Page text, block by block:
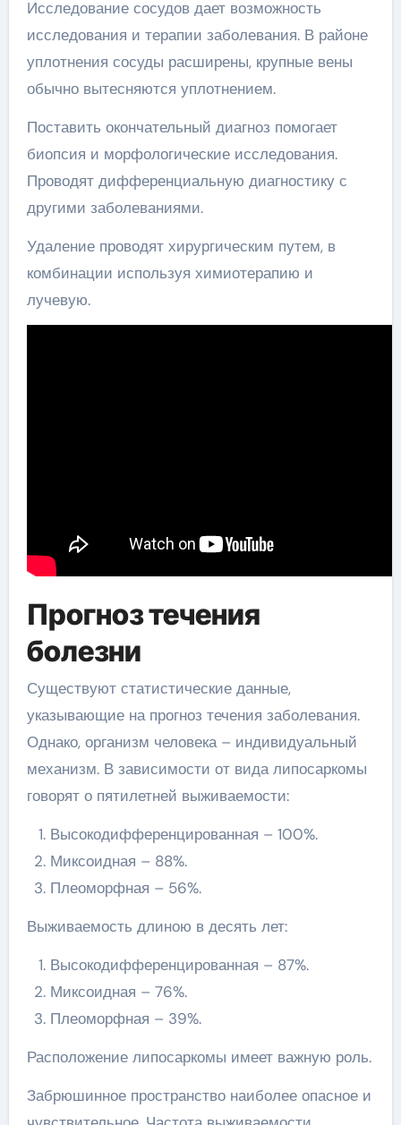
Исследование сосудов дает возможность
исследования и терапии заболевания. В районе
уплотнения сосуды расширены, крупные вены
обычно вытесняются уплотнением.
Поставить окончательный диагноз помогает
биопсия и морфологические исследования.
Проводят дифференциальную диагностику с
другими заболеваниями.
Удаление проводят хирургическим путем, в
комбинации используя химиотерапию и
лучевую.
Прогноз течения
болезни
Существуют статистические данные,
указывающие на прогноз течения заболевания.
Однако, организм человека – индивидуальный
механизм. В зависимости от вида липосаркомы
говорят о пятилетней выживаемости:
Высокодифференцированная – 100%.
Миксоидная – 88%.
Плеоморфная – 56%.
Выживаемость длиною в десять лет:
Высокодифференцированная – 87%.
Миксоидная – 76%.
Плеоморфная – 39%.
Расположение липосаркомы имеет важную роль.
Забрюшинное пространство наиболее опасное и